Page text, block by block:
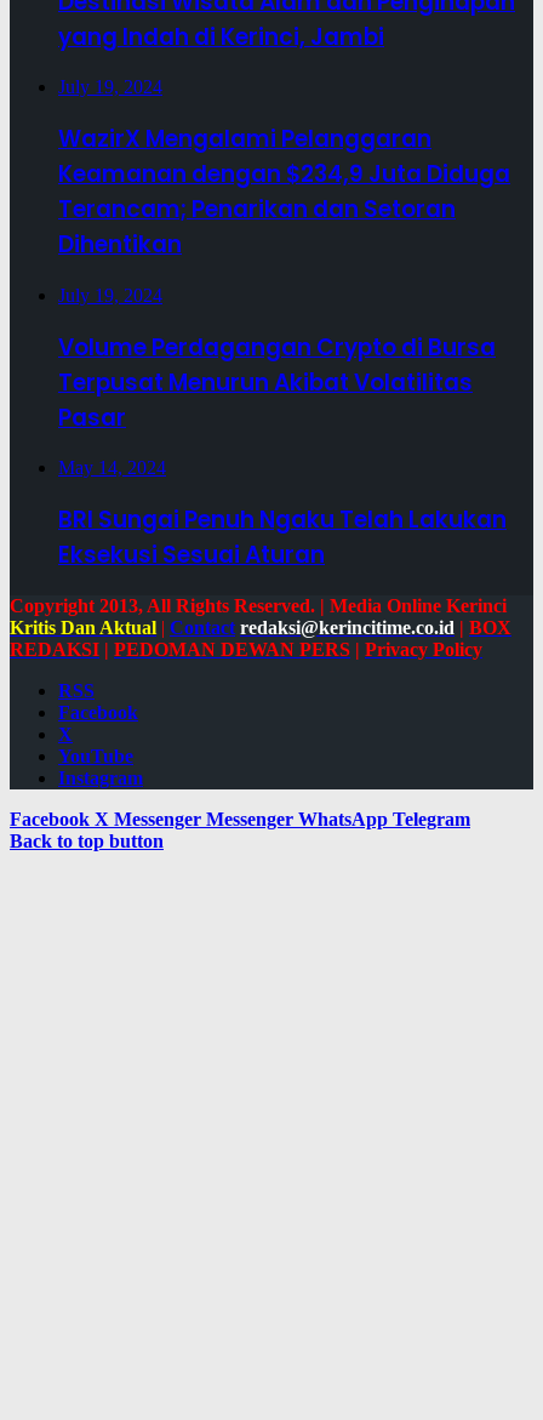
yang Indah di Kerinci, Jambi
July 19, 2024
WazirX Mengalami Pelanggaran
Keamanan dengan $234,9 Juta Diduga
Terancam; Penarikan dan Setoran
Dihentikan
July 19, 2024
Volume Perdagangan Crypto di Bursa
Terpusat Menurun Akibat Volatilitas
Pasar
May 14, 2024
BRI Sungai Penuh Ngaku Telah Lakukan
Eksekusi Sesuai Aturan
Copyright 2013, All Rights Reserved. | Media Online Kerinci
Kritis Dan Aktual | Contact redaksi@kerincitime.co.id | BOX
REDAKSI | PEDOMAN DEWAN PERS | Privacy Policy
RSS
Facebook
X
YouTube
Instagram
Facebook X Messenger Messenger WhatsApp Telegram
Back to top button